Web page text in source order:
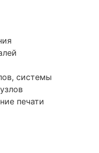
системы
печати